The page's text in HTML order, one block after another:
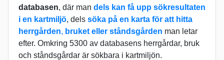
databasen, där man dels kan få upp sökresultaten
i en kartmiljö, dels söka på en karta för att hitta
herrgården, bruket eller ståndsgården man letar
efter. Omkring 5300 av databasens herrgårdar, bruk
och ståndsgårdar är sökbara i kartmiljön.